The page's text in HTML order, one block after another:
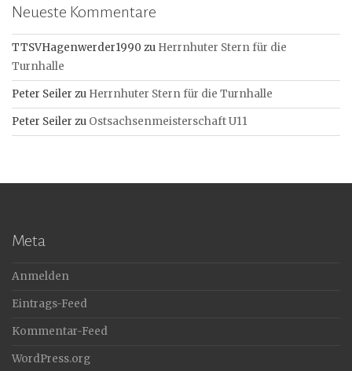
Neueste Kommentare
TTSVHagenwerder1990 zu Herrnhuter Stern für die
Turnhalle
Peter Seiler zu Herrnhuter Stern für die Turnhalle
Peter Seiler zu Ostsachsenmeisterschaft U11
Meta
Anmelden
Eintrags-Feed
Kommentar-Feed
WordPress.org